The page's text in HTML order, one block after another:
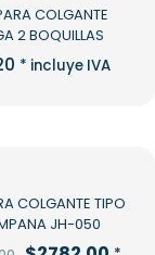
COLGANTE
2 BOQUILLAS
* incluye IVA
COLGANTE TIPO
JH-050